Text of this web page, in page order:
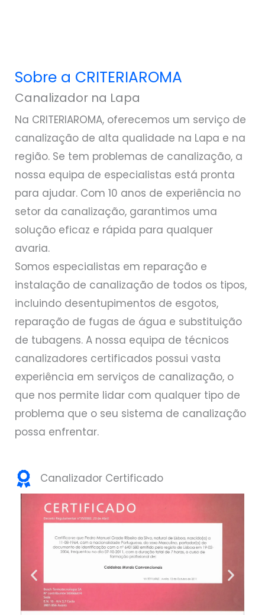
Sobre a CRITERIAROMA
Canalizador na Lapa
Na CRITERIAROMA, oferecemos um serviço de
canalização de alta qualidade na Lapa e na
região. Se tem problemas de canalização, a
nossa equipa de especialistas está pronta
para ajudar. Com 10 anos de experiência no
setor da canalização, garantimos uma
solução eficaz e rápida para qualquer
avaria.
Somos especialistas em reparação e
instalação de canalização de todos os tipos,
incluindo desentupimentos de esgotos,
reparação de fugas de água e substituição
de tubagens. A nossa equipa de técnicos
canalizadores certificados possui vasta
experiência em serviços de canalização, o
que nos permite lidar com qualquer tipo de
problema que o seu sistema de canalização
possa enfrentar.
Canalizador Certificado